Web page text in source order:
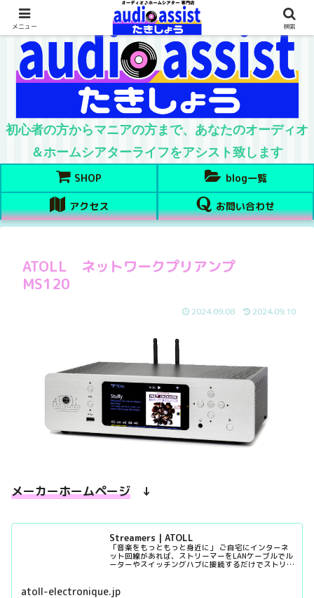
初心者の方からマニアの方まで、あなたのオーディオ
＆ホームシアターライフをアシスト致します
SHOP blog一覧
アクセス お問い合わせ
ATOLL ネットワークプリアンプ
MS120
2024.09.08 2024.09.10
メーカーホームページ ↓
Streamers | ATOLL
「音楽をもっともっと身近に」 ご自宅にインターネ
ット回線があれば、ストリーマーをLANケーブルでル
ーターやスイッチングハブに接続するだけでストリー
atoll-electronique.jp
メニュー 検索